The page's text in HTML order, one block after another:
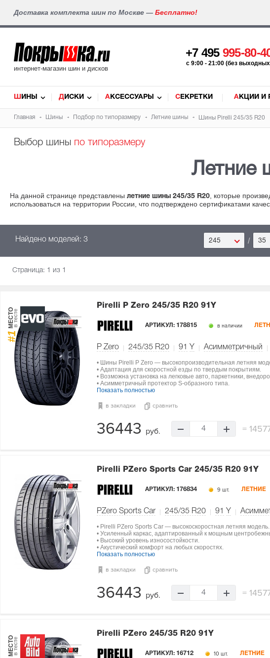
Доставка комплекта шин по Москве — Бесплатно!
интернет-магазин шин и дисков
+7 495 995-80-
c 9:00 - 21:00 (без
ШИНЫ ДИСКИ АКСЕССУАРЫ СЕКРЕТКИ АКЦИИ
Главная Шины Подбор по типоразмеру Летние шины Шины Pirelli 245/35 R20
Выбор шины по типоразмеру
Летние
На данной странице представлены летние шины 245/35 R20 , которые
использоваться на территории России, что подтверждено сертификатами
Найдено моделей: 3 245 / 35
Страница: 1 из 1
#1
МЕСТОв тесте
Pirelli P Zero 245/35 R20 91Y
АРТИКУЛ: 178815 в наличии
P Zero 245/35 R20 91 Y Асимметричный
• Шины Pirelli P Zero — высокопроизводительная летняя
• Адаптация для скоростной езды по твердым покрытиям.
• Возможна установка на легковые авто, паркетники,
• Асимметричный протектор S-образного типа.
Показать полностью
в закладки сравнить
36443 руб. 4 =
Pirelli PZero Sports Car 245/35 R20 91Y
АРТИКУЛ: 176834 9 шт. ЛЕТНИЕ
PZero Sports Car 245/35 R20 91 Y
• Pirelli PZero Sports Car — высокоскоростная летняя модель.
• Усиленный каркас, адаптированный к мощным
• Высокий уровень износостойкости.
• Акустический комфорт на любых скоростях.
Показать полностью
в закладки сравнить
36443 руб. 4 =
МЕСТОв тесте
Pirelli PZero 245/35 R20 91Y
АРТИКУЛ: 16712 10 шт. ЛЕТНИЕ